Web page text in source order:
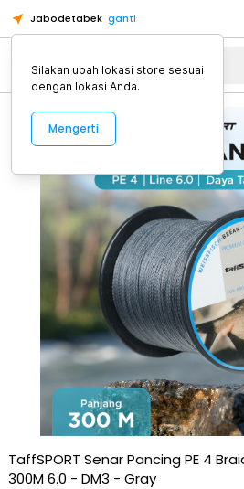
Jabodetabek ganti
Alat Kopi
TaffSPORT Senar Pancing PE 4
300M 6.0 - DM3 - Gray
Silakan ubah lokasi store sesuai
dengan lokasi Anda.
Mengerti